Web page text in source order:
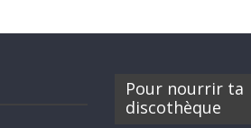
Pour nourrir ta
discothèque